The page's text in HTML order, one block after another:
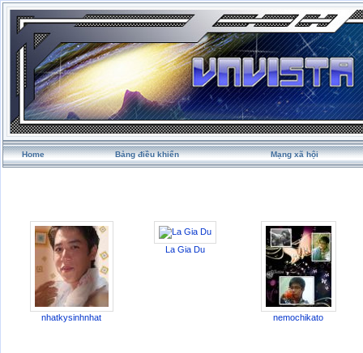
Home Bảng điều khiển Mạng xã hội
nhatkysinhnhat
La Gia Du
nemochikato